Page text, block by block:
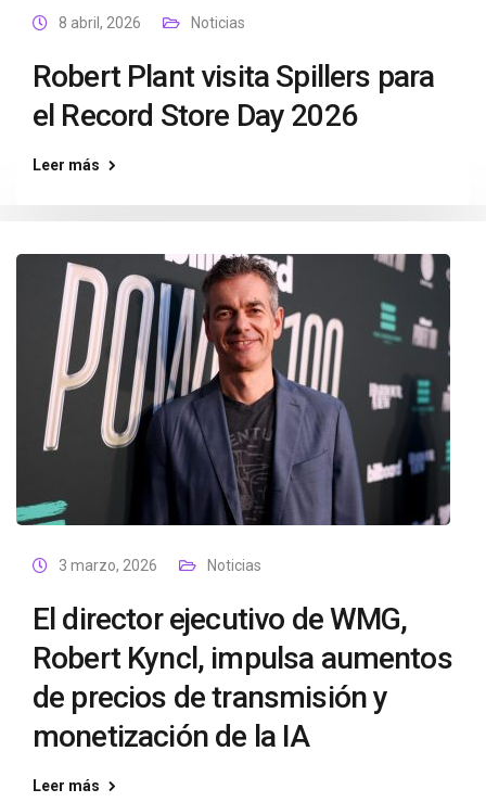
8 abril, 2026 Noticias
Robert Plant visita Spillers para
el Record Store Day 2026
Leer más
3 marzo, 2026 Noticias
El director ejecutivo de WMG,
Robert Kyncl, impulsa aumentos
de precios de transmisión y
monetización de la IA
Leer más